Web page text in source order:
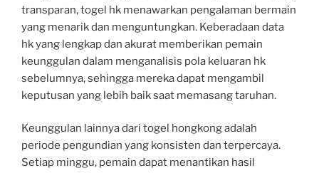
transparan, togel hk menawarkan pengalaman bermain
yang menarik dan menguntungkan. Keberadaan data
hk yang lengkap dan akurat memberikan pemain
keunggulan dalam menganalisis pola keluaran hk
sebelumnya, sehingga mereka dapat mengambil
keputusan yang lebih baik saat memasang taruhan.
Keunggulan lainnya dari togel hongkong adalah
periode pengundian yang konsisten dan terpercaya.
Setiap minggu, pemain dapat menantikan hasil